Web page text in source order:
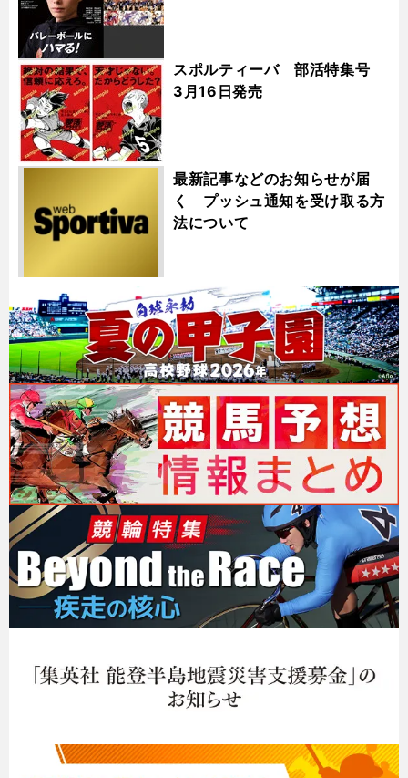
スポルティーバ 部活特集号
3月16日発売
最新記事などのお知らせが届
く プッシュ通知を受け取る方
法について